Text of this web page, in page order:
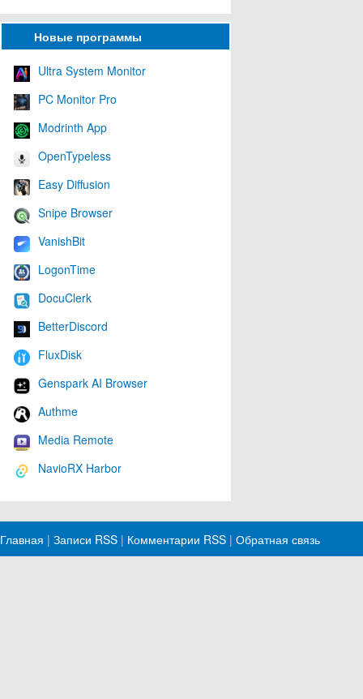
Новые программы
Ultra System Monitor
PC Monitor Pro
Modrinth App
OpenTypeless
Easy Diffusion
Snipe Browser
VanishBit
LogonTime
DocuClerk
BetterDiscord
FluxDisk
Genspark AI Browser
Authme
Media Remote
NavioRX Harbor
Главная | Записи RSS | Комментарии RSS | Обратная связь